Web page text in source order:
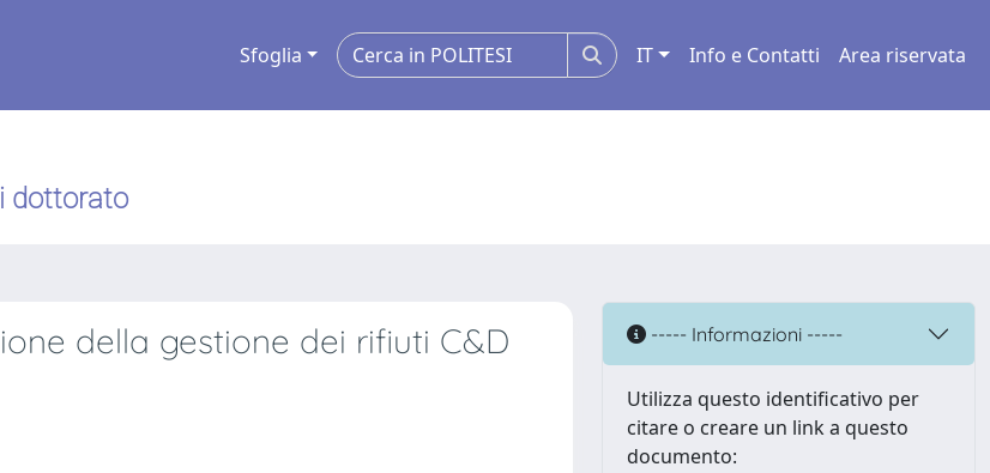
Sfoglia IT Info e Contatti Area riservata
dottorato
della gestione dei rifiuti C&D
----- Informazioni -----
Utilizza questo identificativo per
citare o creare un link a questo
documento: